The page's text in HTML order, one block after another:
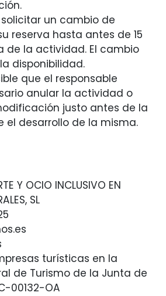
un cambio de
reserva hasta antes de 15
de la actividad. El cambio
disponibilidad.
que el responsable
anular la actividad o
justo antes de la
el desarrollo de la misma.
Y OCIO INCLUSIVO EN
SL
turísticas en la
de Turismo de la Junta de
00132-OA